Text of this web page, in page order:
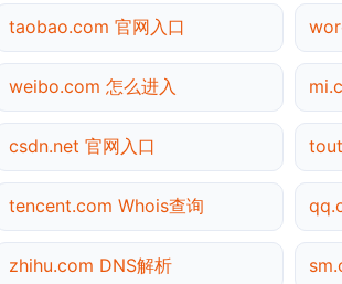
taobao.com 官网入口
weibo.com 怎么进入
csdn.net 官网入口
tencent.com Whois查询
zhihu.com DNS解析